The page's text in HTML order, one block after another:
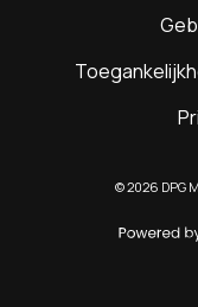
©2026 DPG